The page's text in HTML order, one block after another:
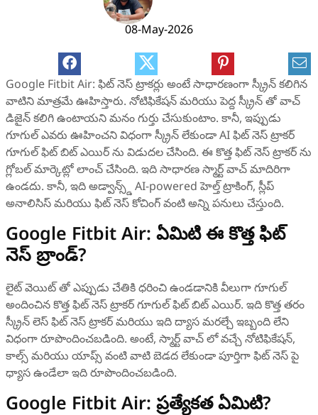
08-May-2026
Google Fitbit Air: ఫిట్‌ నెస్ ట్రాకర్లు అంటే సాధారణంగా స్క్రీన్ కలిగిన
వాటిని మాత్రమే ఊహిస్తారు. నోటిఫికేషన్ మరియు పెద్ద స్క్రీన్ తో వాచ్
డిజైన్ కలిగి ఉంటాయని మనం గుర్తు చేసుకుంటాం. కానీ, ఇప్పుడు
గూగుల్ ఎవరు ఊహించని విధంగా స్క్రీన్ లేకుండా AI ఫిట్‌ నెస్ ట్రాకర్
గూగుల్ ఫిట్ బిట్ ఎయిర్ ను విడుదల చేసింది. ఈ కొత్త ఫిట్ నెస్ ట్రాకర్ ను
గ్లోబల్ మార్కెట్లో లాంచ్ చేసింది. ఇది సాధారణ స్మార్ట్ వాచ్ మాదిరిగా
ఉండదు. కానీ, ఇది అడ్వాన్స్డ్ AI-powered హెల్త్ ట్రాకింగ్, స్లీప్
అనాలిసిస్ మరియు ఫిట్ నెస్ కోచింగ్ వంటి అన్ని పనులు చేస్తుంది.
Google Fitbit Air: ఏమిటి ఈ కొత్త ఫిట్
నెస్ బ్రాండ్?
లైట్ వెయిట్ తో ఎప్పుడు చేతికి ధరించి ఉండడానికి వీలుగా గూగుల్
అందించిన కొత్త ఫిట్ నెస్ ట్రాకర్ గూగుల్ ఫిట్ బిట్ ఎయిర్. ఇది కొత్త తరం
స్క్రీన్ లెస్ ఫిట్ నెస్ ట్రాకర్ మరియు ఇది ద్యాస మరల్చే ఇబ్బంది లేని
విధంగా రూపొందించబడింది. అంటే, స్మార్ట్ వాచ్ లో వచ్చే నోటిఫికేషన్,
కాల్స్ మరియు యాప్స్ వంటి వాటి బెడద లేకుండా పూర్తిగా ఫిట్ నెస్ పై
ధ్యాస ఉండేలా ఇది రూపొందించబడింది.
Google Fitbit Air: ప్రత్యేకత ఏమిటి?